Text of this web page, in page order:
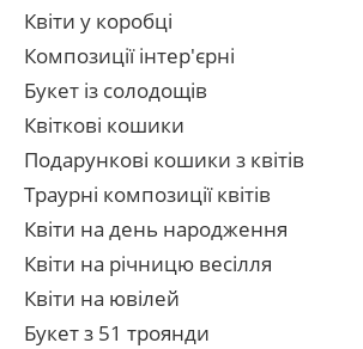
Квіти у коробці
Композиції інтер'єрні
Букет із солодощів
Квіткові кошики
Подарункові кошики з квітів
Траурні композиції квітів
Квіти на день народження
Квіти на річницю весілля
Квіти на ювілей
Букет з 51 троянди